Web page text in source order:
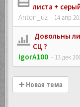
листа +
Anton_uz - 14 апр
Довольны
СЦ ?
IgorA100 - 13 дек
Новая тема